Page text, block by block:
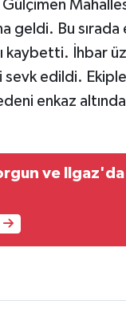
geldi. Bu
kaybetti. İhbar
edildi.
enkaz
ve Ilgaz'da